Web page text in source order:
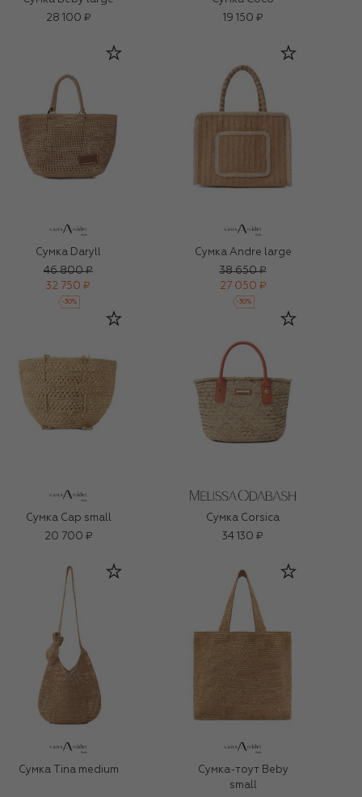
28 100 ₽
19 150 ₽
Сумка Daryll
46 800 ₽
32 750 ₽
-30%
Сумка Andre large
38 650 ₽
27 050 ₽
-30%
Сумка Cap small
20 700 ₽
Сумка Corsica
34 130 ₽
Сумка Tina medium
Сумка-тоут Beby
small